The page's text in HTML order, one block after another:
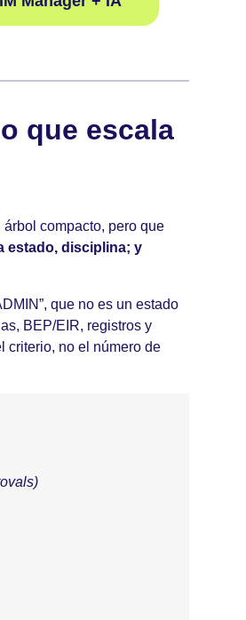
que escala
compacto, pero que
estado, disciplina; y
que no es un estado
BEP/EIR, registros y
criterio, no el número de